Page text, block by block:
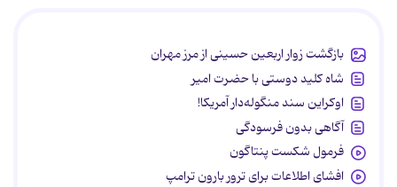
بازگشت زوار اربعین حسینی از مرز مهران
شاه کلید دوستی با حضرت امیر
اوکراین سند منگوله‌دار آمریکا!
آگاهی بدون فرسودگی
فرمول شکست پنتاگون
افشای اطلاعات برای ترور بارون ترامپ